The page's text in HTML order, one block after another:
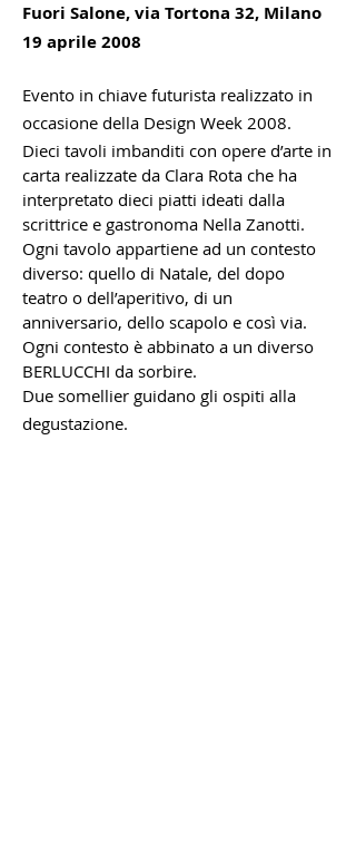
Fuori Salone, via Tortona 32, Milano
19 aprile 2008
Evento in chiave futurista realizzato in
occasione della Design Week 2008.
Dieci tavoli imbanditi con opere d’arte in
carta realizzate da Clara Rota che ha
interpretato dieci piatti ideati dalla
scrittrice e gastronoma Nella Zanotti.
Ogni tavolo appartiene ad un contesto
diverso: quello di Natale, del dopo
teatro o dell’aperitivo, di un
anniversario, dello scapolo e così via.
Ogni contesto è abbinato a un diverso
BERLUCCHI da sorbire.
Due somellier guidano gli ospiti alla
degustazione.